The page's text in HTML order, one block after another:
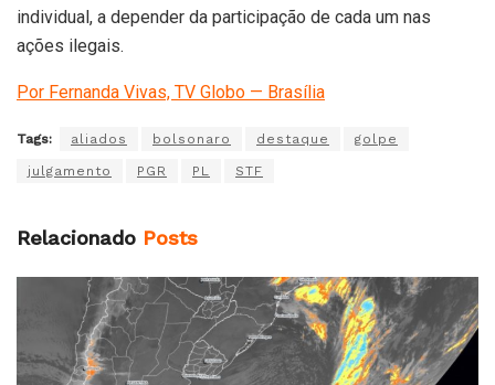
individual, a depender da participação de cada um nas
ações ilegais.
Por Fernanda Vivas, TV Globo — Brasília
Tags: aliados bolsonaro destaque golpe
julgamento PGR PL STF
Relacionado Posts